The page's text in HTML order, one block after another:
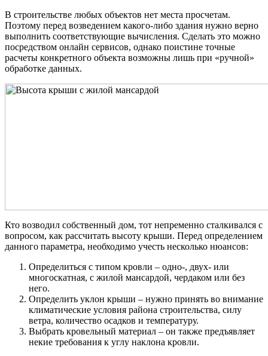
В строительстве любых объектов нет места просчетам.
Поэтому перед возведением какого-либо здания нужно верно
выполнить соответствующие вычисления. Сделать это можно
посредством онлайн сервисов, однако поистине точные
расчеты конкретного объекта возможны лишь при «ручной»
обработке данных.
Кто возводил собственный дом, тот непременно сталкивался с
вопросом, как рассчитать высоту крыши. Перед определением
данного параметра, необходимо учесть несколько нюансов:
Определиться с типом кровли – одно-, двух- или
многоскатная, с жилой мансардой, чердаком или без
него.
Определить уклон крыши – нужно принять во внимание
климатические условия района строительства, силу
ветра, количество осадков и температуру.
Выбрать кровельный материал – он также предъявляет
некие требования к углу наклона кровли.